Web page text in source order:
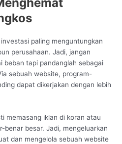
paling menguntungkan
perusahaan. Jadi, jangan
beban tapi pandanglah sebagai
sebuah website, program-
dapat dikerjakan dengan lebih
memasang iklan di koran atau
benar besar. Jadi, mengeluarkan
dan mengelola sebuah website